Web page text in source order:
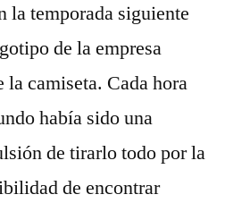
la temporada siguiente
de la empresa
la camiseta. Cada hora
había sido una
de tirarlo todo por la
de encontrar